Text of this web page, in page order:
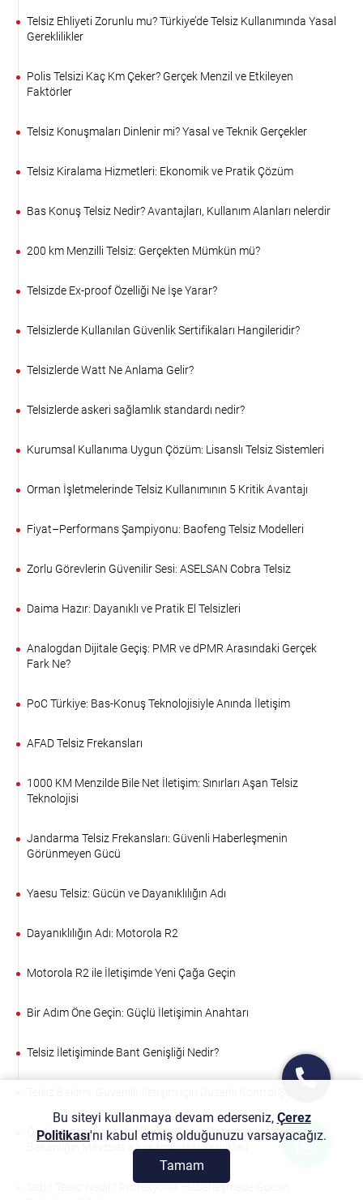
Telsiz Ehliyeti Zorunlu mu? Türkiye’de Telsiz Kullanımında Yasal
Gereklilikler
Polis Telsizi Kaç Km Çeker? Gerçek Menzil ve Etkileyen
Faktörler
Telsiz Konuşmaları Dinlenir mi? Yasal ve Teknik Gerçekler
Telsiz Kiralama Hizmetleri: Ekonomik ve Pratik Çözüm
Bas Konuş Telsiz Nedir? Avantajları, Kullanım Alanları nelerdir
200 km Menzilli Telsiz: Gerçekten Mümkün mü?
Telsizde Ex-proof Özelliği Ne İşe Yarar?
Telsizlerde Kullanılan Güvenlik Sertifikaları Hangileridir?
Telsizlerde Watt Ne Anlama Gelir?
Telsizlerde askeri sağlamlık standardı nedir?
Kurumsal Kullanıma Uygun Çözüm: Lisanslı Telsiz Sistemleri
Orman İşletmelerinde Telsiz Kullanımının 5 Kritik Avantajı
Fiyat–Performans Şampiyonu: Baofeng Telsiz Modelleri
Zorlu Görevlerin Güvenilir Sesi: ASELSAN Cobra Telsiz
Daima Hazır: Dayanıklı ve Pratik El Telsizleri
Analogdan Dijitale Geçiş: PMR ve dPMR Arasındaki Gerçek
Fark Ne?
PoC Türkiye: Bas-Konuş Teknolojisiyle Anında İletişim
AFAD Telsiz Frekansları
1000 KM Menzilde Bile Net İletişim: Sınırları Aşan Telsiz
Teknolojisi
Jandarma Telsiz Frekansları: Güvenli Haberleşmenin
Görünmeyen Gücü
Yaesu Telsiz: Gücün ve Dayanıklılığın Adı
Dayanıklılığın Adı: Motorola R2
Motorola R2 ile İletişimde Yeni Çağa Geçin
Bir Adım Öne Geçin: Güçlü İletişimin Anahtarı
Telsiz İletişiminde Bant Genişliği Nedir?
Özel Hastanelerde Acil Durum Telsiz Sistemlerinin Önemi ve
Bakanlığın Mevzuat Kapsamındaki Teşvikleri
Sabit Telsiz Nedir? Profesyonel Haberleşmede Gücün
Bu siteyi kullanmaya devam ederseniz, Çerez
Politikası'nı kabul etmiş olduğunuzu varsayacağız.
Tamam